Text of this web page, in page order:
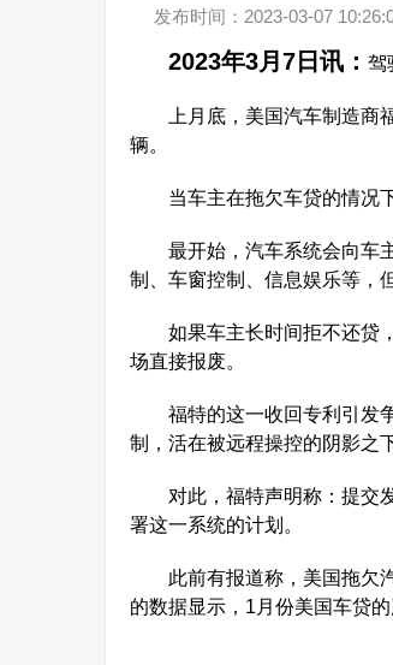
发布时间：2023-03-07
2023年3月7日讯： 驾
上月底，美国汽车制造商福
辆。
当车主在拖欠车贷的情况下
最开始，汽车系统会向车主
制、车窗控制、信息娱乐等，
如果车主长时间拒不还贷，
场直接报废。
福特的这一收回专利引发争
制，活在被远程操控的阴影之下
对此，福特声明称：提交发
署这一系统的计划。
此前有报道称，美国拖欠汽
的数据显示，1月份美国车贷